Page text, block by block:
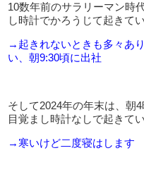
10数年前のサラリーマン時
し時計でかろうじて起きて
→起きれないときも多々あ
い、朝9:30頃に出社
そして2024年の年末は、朝4
目覚まし時計なしで起きてい
→寒いけど二度寝はします